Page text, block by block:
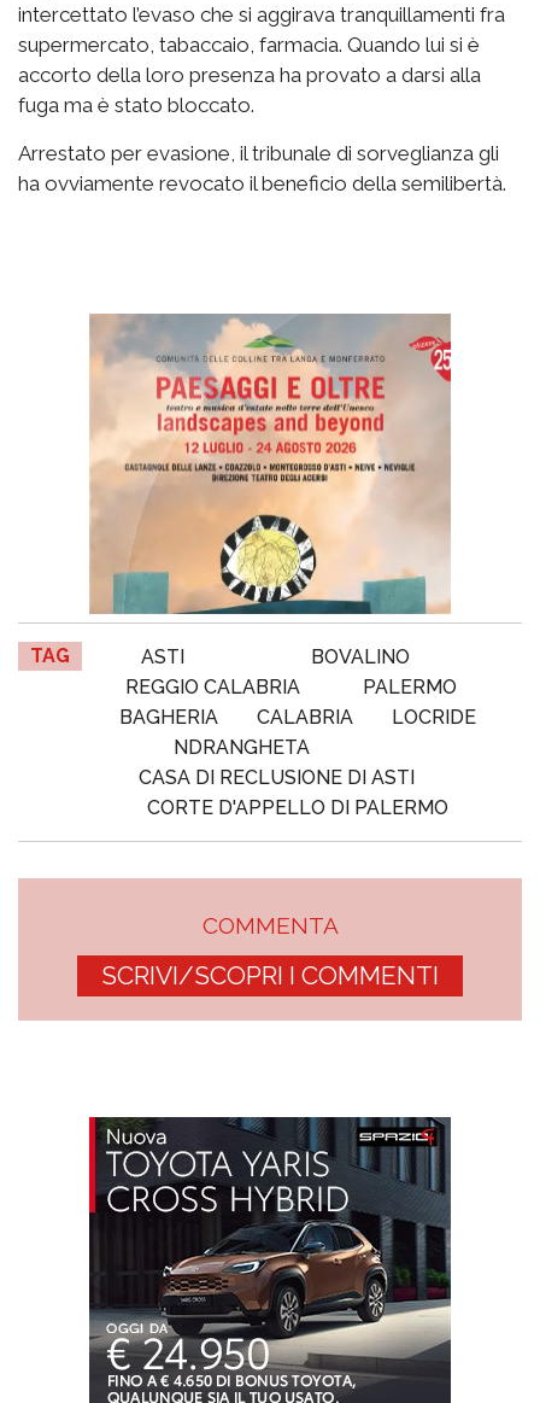
intercettato l’evaso che si aggirava tranquillamenti fra
supermercato, tabaccaio, farmacia. Quando lui si è
accorto della loro presenza ha provato a darsi alla
fuga ma è stato bloccato.
Arrestato per evasione, il tribunale di sorveglianza gli
ha ovviamente revocato il beneficio della semilibertà.
TAG ASTI
BOVALINO
REGGIO CALABRIA
PALERMO
BAGHERIA
CALABRIA
LOCRIDE
NDRANGHETA
CASA DI RECLUSIONE DI ASTI
CORTE D'APPELLO DI PALERMO
COMMENTA
SCRIVI/SCOPRI I COMMENTI